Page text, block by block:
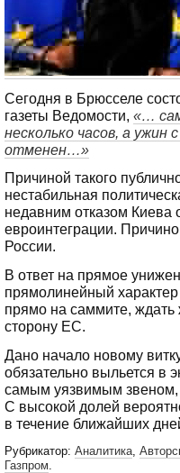
Сегодня в Брюсселе
газеты Ведомости, «…
несколько часов, а
отменен…»
Причиной такого
нестабильная
недавним отказом Киева
евроинтеграции.
России.
В ответ на прямое
прямолинейный
прямо на саммите, ждать
сторону ЕС.
Дано начало новому
обязательно выльется в
самым уязвимым звеном,
С высокой долей
в течение ближайших
Рубрикатор: Аналитика
Газпром